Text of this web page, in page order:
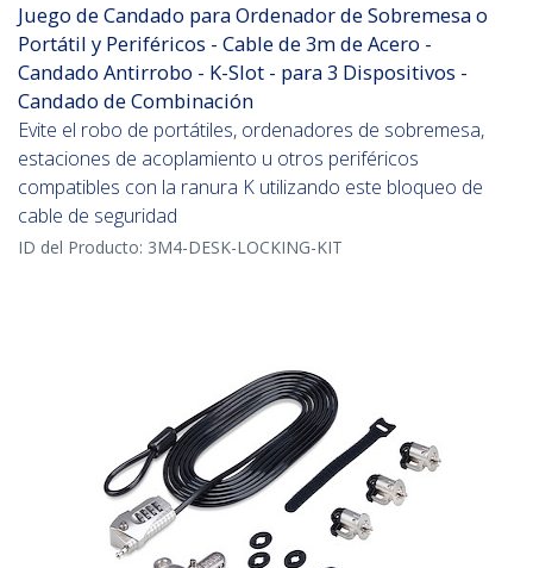
Juego de Candado para Ordenador de Sobremesa o
Portátil y Periféricos - Cable de 3m de Acero -
Candado Antirrobo - K-Slot - para 3 Dispositivos -
Candado de Combinación
Evite el robo de portátiles, ordenadores de sobremesa,
estaciones de acoplamiento u otros periféricos
compatibles con la ranura K utilizando este bloqueo de
cable de seguridad
ID del Producto: 3M4-DESK-LOCKING-KIT